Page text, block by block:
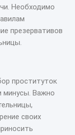
Необходимо
презервативов
проституток
минусы. Важно
своих